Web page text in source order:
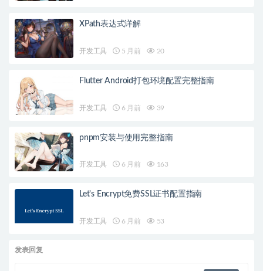
XPath表达式详解
开发工具 5 月前 20
Flutter Android打包环境配置完整指南
开发工具 6 月前 39
pnpm安装与使用完整指南
开发工具 6 月前 163
Let's Encrypt免费SSL证书配置指南
开发工具 6 月前 53
发表回复